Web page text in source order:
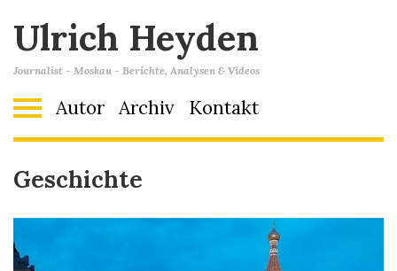
Ulrich Heyden
Journalist - Moskau - Berichte, Analysen & Videos
Autor Archiv Kontakt
Geschichte